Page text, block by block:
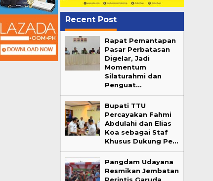
Recent Post
Rapat Pemantapan
Pasar Perbatasan
Digelar, Jadi
Momentum
Silaturahmi dan
Penguat…
Bupati TTU
Percayakan Fahmi
Abdulahi dan Elias
Koa sebagai Staf
Khusus Dukung Pe…
Pangdam Udayana
Resmikan Jembatan